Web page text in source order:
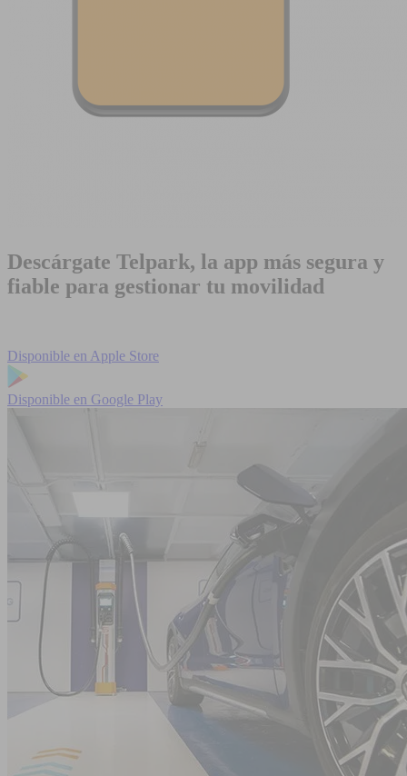
Descárgate Telpark, la app más segura y
fiable para gestionar tu movilidad
Disponible en Apple Store
Disponible en Google Play